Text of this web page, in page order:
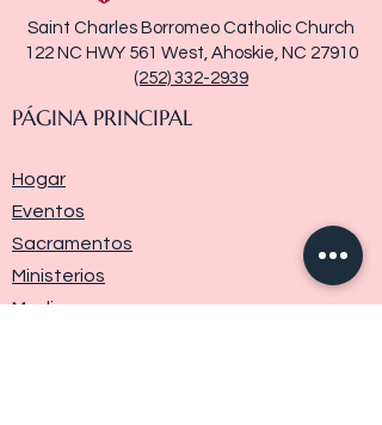
Saint Charles Borromeo Catholic Church
122 NC HWY 561 West, Ahoskie, NC 27910
(252) 332-2939
PÁGINA PRINCIPAL
Hogar
Eventos
Sacramentos
Ministerios
Media